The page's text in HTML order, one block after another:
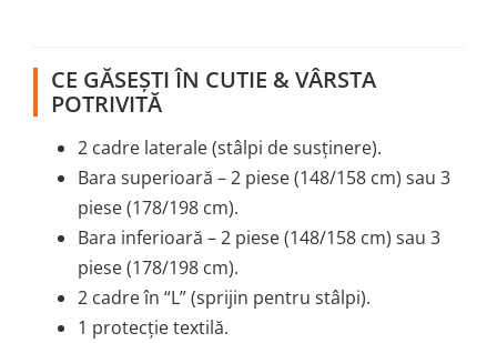
CE GĂSEȘTI ÎN CUTIE & VÂRSTA
POTRIVITĂ
2 cadre laterale (stâlpi de susținere).
Bara superioară – 2 piese (148/158 cm) sau 3
piese (178/198 cm).
Bara inferioară – 2 piese (148/158 cm) sau 3
piese (178/198 cm).
2 cadre în “L” (sprijin pentru stâlpi).
1 protecție textilă.